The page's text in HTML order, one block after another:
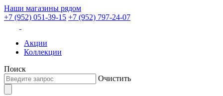
Наши магазины рядом
+7 (952) 051-39-15 +7 (952) 797-24-07
Акции
Коллекции
Поиск
Очистить